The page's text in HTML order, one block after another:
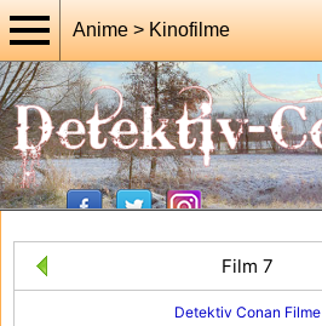
Anime > Kinofilme
Film 7
Detektiv Conan Filme